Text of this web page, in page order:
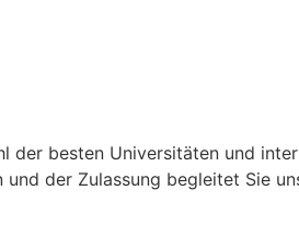
besten Universitäten und
der Zulassung begleitet Sie